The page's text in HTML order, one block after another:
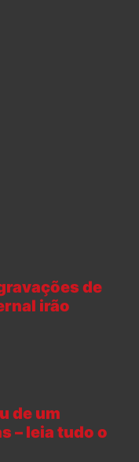
de
irão
de um
– leia tudo o